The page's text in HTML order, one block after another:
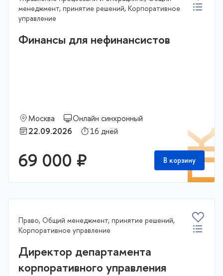
менеджмент, принятие решений, Корпоративное
управление
Финансы для нефинансистов
Москва
Онлайн синхронный
22.09.2026
16 днёй
69 000 ₽ В корзину
Право, Общий менеджмент, принятие решений,
Корпоративное управление
Директор департамента
корпоративного управления